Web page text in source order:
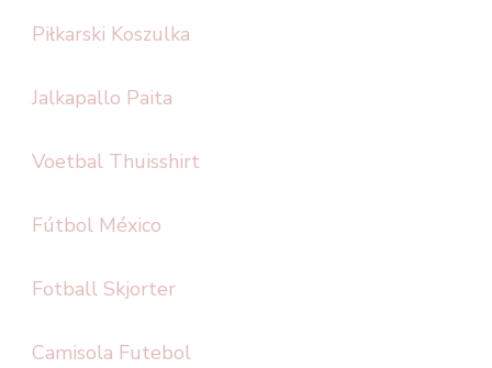
Piłkarski Koszulka
Jalkapallo Paita
Voetbal Thuisshirt
Fútbol México
Fotball Skjorter
Camisola Futebol